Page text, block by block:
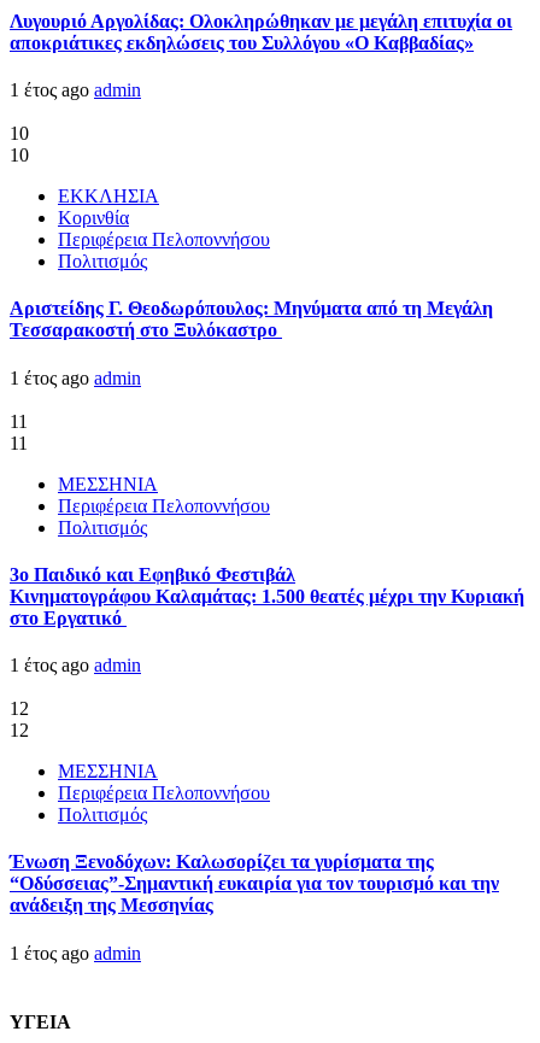
Λυγουριό Αργολίδας: Ολοκληρώθηκαν με μεγάλη επιτυχία οι
αποκριάτικες εκδηλώσεις του Συλλόγου «Ο Καββαδίας»
1 έτος ago admin
10
10
ΕΚΚΛΗΣΙΑ
Κορινθία
Περιφέρεια Πελοποννήσου
Πολιτισμός
Αριστείδης Γ. Θεοδωρόπουλος: Μηνύματα από τη Μεγάλη
Τεσσαρακοστή στο Ξυλόκαστρο
1 έτος ago admin
11
11
ΜΕΣΣΗΝΙΑ
Περιφέρεια Πελοποννήσου
Πολιτισμός
3ο Παιδικό και Εφηβικό Φεστιβάλ
Κινηματογράφου Καλαμάτας: 1.500 θεατές μέχρι την Κυριακή
στο Εργατικό
1 έτος ago admin
12
12
ΜΕΣΣΗΝΙΑ
Περιφέρεια Πελοποννήσου
Πολιτισμός
Ένωση Ξενοδόχων: Καλωσορίζει τα γυρίσματα της
“Οδύσσειας”-Σημαντική ευκαιρία για τον τουρισμό και την
ανάδειξη της Μεσσηνίας
1 έτος ago admin
ΥΓΕΙΑ